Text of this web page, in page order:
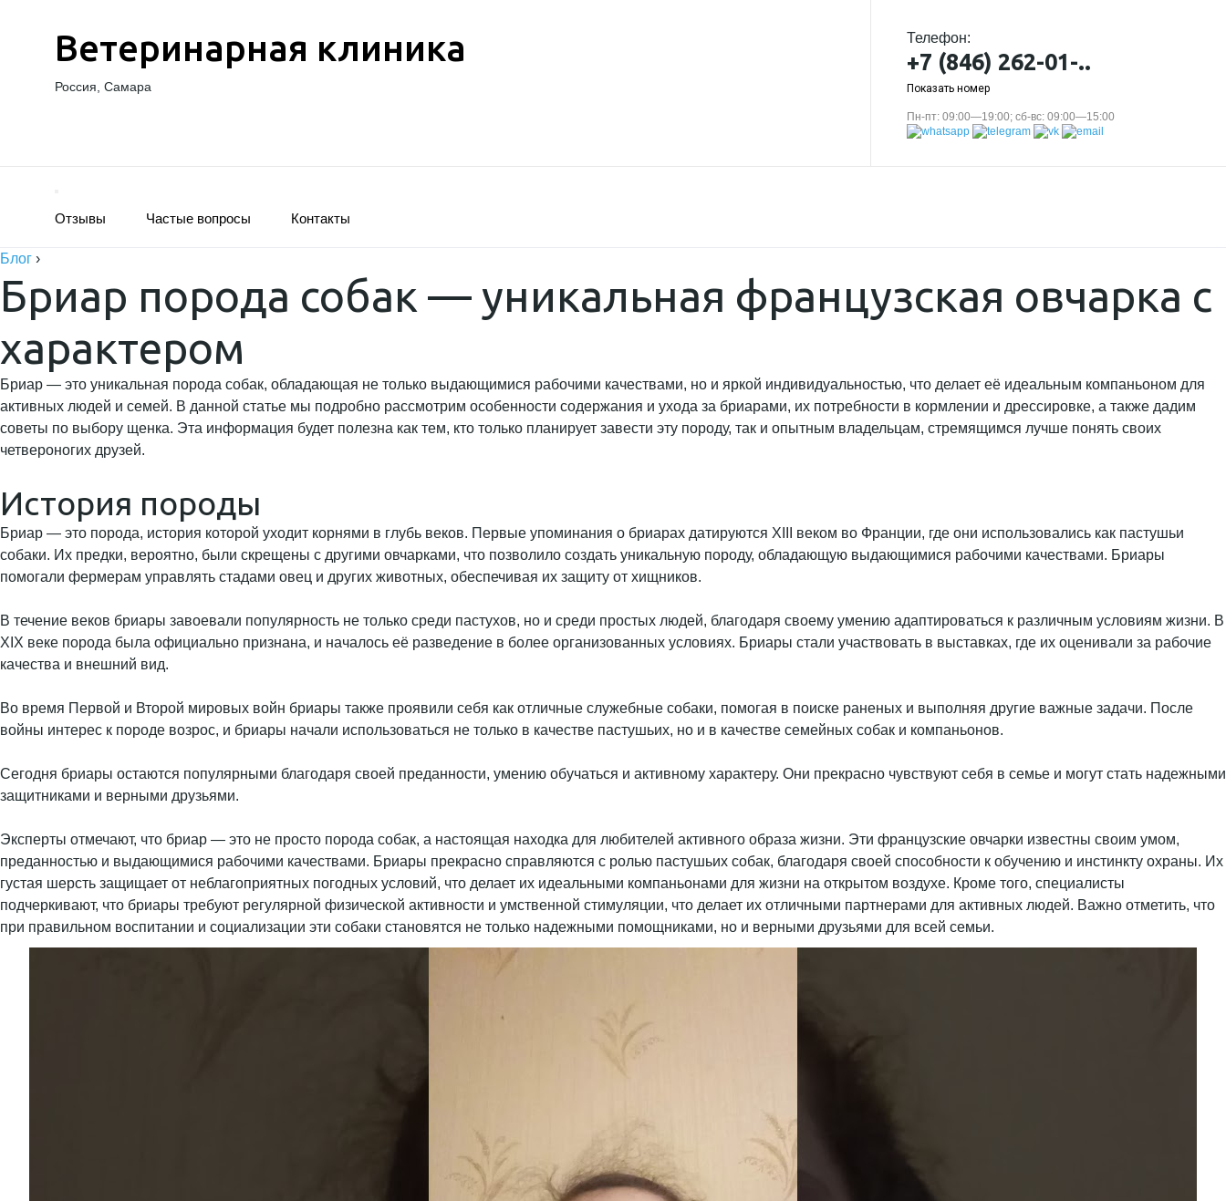
Ветеринарная клиника
Россия, Самара
Телефон:
+7 (846) 262-01-..
Показать номер
Пн-пт: 09:00—19:00; сб-вс: 09:00—15:00
Отзывы Частые вопросы Контакты
Блог ›
Бриар порода собак — уникальная французская овчарка с
характером
Бриар — это уникальная порода собак, обладающая не только выдающимися рабочими качествами, но и яркой индивидуальностью, что делает её идеальным компаньоном для
активных людей и семей. В данной статье мы подробно рассмотрим особенности содержания и ухода за бриарами, их потребности в кормлении и дрессировке, а также дадим
советы по выбору щенка. Эта информация будет полезна как тем, кто только планирует завести эту породу, так и опытным владельцам, стремящимся лучше понять своих
четвероногих друзей.
История породы
Бриар — это порода, история которой уходит корнями в глубь веков. Первые упоминания о бриарах датируются XIII веком во Франции, где они использовались как пастушьи
собаки. Их предки, вероятно, были скрещены с другими овчарками, что позволило создать уникальную породу, обладающую выдающимися рабочими качествами. Бриары
помогали фермерам управлять стадами овец и других животных, обеспечивая их защиту от хищников.
В течение веков бриары завоевали популярность не только среди пастухов, но и среди простых людей, благодаря своему умению адаптироваться к различным условиям жизни. В
XIX веке порода была официально признана, и началось её разведение в более организованных условиях. Бриары стали участвовать в выставках, где их оценивали за рабочие
качества и внешний вид.
Во время Первой и Второй мировых войн бриары также проявили себя как отличные служебные собаки, помогая в поиске раненых и выполняя другие важные задачи. После
войны интерес к породе возрос, и бриары начали использоваться не только в качестве пастушьих, но и в качестве семейных собак и компаньонов.
Сегодня бриары остаются популярными благодаря своей преданности, умению обучаться и активному характеру. Они прекрасно чувствуют себя в семье и могут стать надежными
защитниками и верными друзьями.
Эксперты отмечают, что бриар — это не просто порода собак, а настоящая находка для любителей активного образа жизни. Эти французские овчарки известны своим умом,
преданностью и выдающимися рабочими качествами. Бриары прекрасно справляются с ролью пастушьих собак, благодаря своей способности к обучению и инстинкту охраны. Их
густая шерсть защищает от неблагоприятных погодных условий, что делает их идеальными компаньонами для жизни на открытом воздухе. Кроме того, специалисты
подчеркивают, что бриары требуют регулярной физической активности и умственной стимуляции, что делает их отличными партнерами для активных людей. Важно отметить, что
при правильном воспитании и социализации эти собаки становятся не только надежными помощниками, но и верными друзьями для всей семьи.